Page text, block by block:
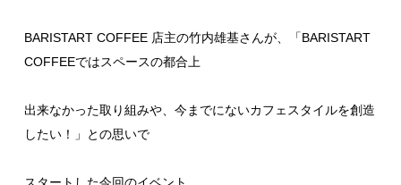
BARISTART COFFEE 店主の竹内雄基さんが、「BARISTART
COFFEEではスペースの都合上
出来なかった取り組みや、今までにないカフェスタイルを創造
したい！」との思いで